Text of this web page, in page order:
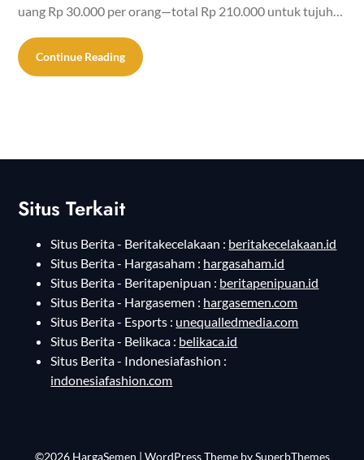
uang Rp 30.000 per orang—total Rp 210.000 untuk tujuh…
Continue Reading
Situs Terkait
Situs Berita - Beritakecelakaan : beritakecelakaan.id
Situs Berita - Hargasaham : hargasaham.id
Situs Berita - Beritapenipuan : beritapenipuan.id
Situs Berita - Hargasemen : hargasemen.com
Situs Berita - Esports : unequalledmedia.com
Situs Berita - Belikaca : belikaca.id
Situs Berita - Indonesiafashion :
indonesiafashion.com
©2026 HargaSemen | WordPress Theme bySuperbThemes